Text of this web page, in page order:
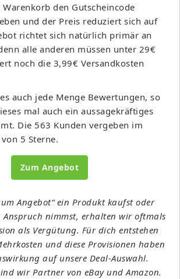
den Gutscheincode
und der Preis reduziert sich auf
richtet sich natürlich primär an
alle anderen müssen unter 29€
noch die 3,99€ Versandkosten
auch jede Menge Bewertungen, so
mal auch ein aussagekräftiges
Die 563 Kunden vergeben im
5 Sterne.
Zum Angebot
Angebot“ ein Produkt kaufst oder
Anspruch nimmst, erhalten wir oftmals
als Vergütung. Für dich entstehen
und diese Provisionen haben
auf unsere Deal-Auswahl.
wir Partner von eBay und Amazon.